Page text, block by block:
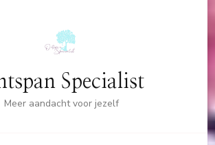
Specialist
Meer aandacht voor jezelf